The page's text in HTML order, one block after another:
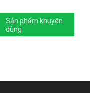
Sản phẩm khuyên
dùng